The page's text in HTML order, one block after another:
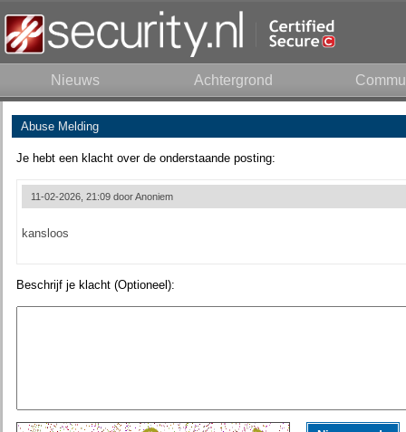
Nieuws Achtergrond
Abuse Melding
Je hebt een klacht over de onderstaande posting:
11-02-2026, 21:09 doorAnoniem
kansloos
Beschrijf je klacht (Optioneel):